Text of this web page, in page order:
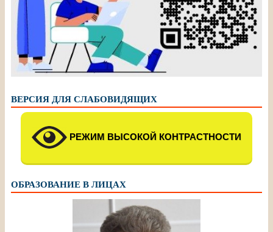
ВЕРСИЯ ДЛЯ СЛАБОВИДЯЩИХ
РЕЖИМ ВЫСОКОЙ КОНТРАСТНОСТИ
ОБРАЗОВАНИЕ В ЛИЦАХ